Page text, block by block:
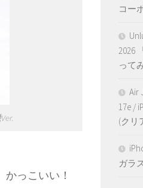
かっこいい！
コー
2026
って
Air
17e /
(クリ
ガラ